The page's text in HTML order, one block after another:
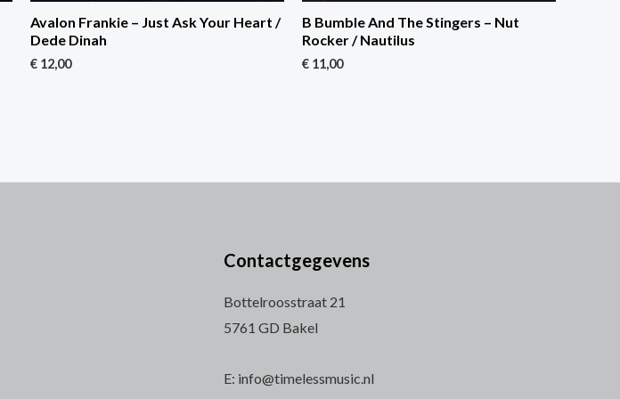
Avalon Frankie – Just Ask Your Heart /
Dede Dinah
€ 12,00
B Bumble And The Stingers – Nut
Rocker / Nautilus
€ 11,00
Contactgegevens
Bottelroosstraat 21
5761 GD Bakel
E: info@timelessmusic.nl